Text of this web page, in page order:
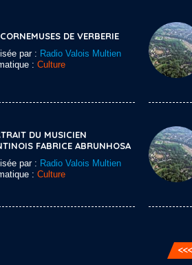
DE VERBERIE
par : Radio Valois Multien
: Culture
DU MUSICIEN
FABRICE ABRUNHOSA
par : Radio Valois Multien
: Culture